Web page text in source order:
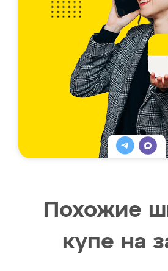
Похожие
купе на